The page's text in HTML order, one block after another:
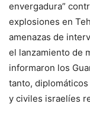
envergadura”
explosiones en
amenazas de
el lanzamiento de
informaron los
tanto,
y civiles israelíes